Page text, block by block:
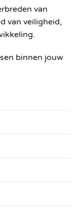
van
van veiligheid,
binnen jouw